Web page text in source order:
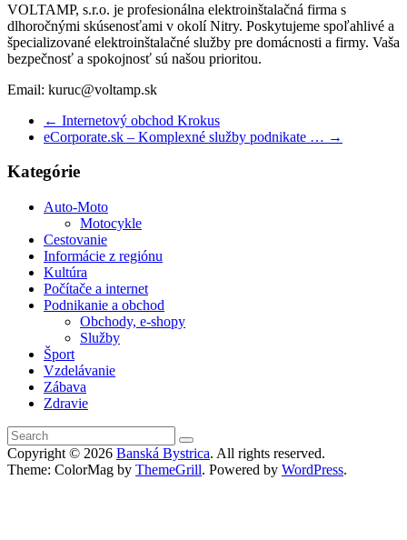
VOLTAMP, s.r.o. je profesionálna elektroinštalačná firma s
dlhoročnými skúsenosťami v okolí Nitry. Poskytujeme spoľahlivé a
špecializované elektroinštalačné služby pre domácnosti a firmy. Vaša
bezpečnosť a spokojnosť sú našou prioritou.
Email: kuruc@voltamp.sk
← Internetový obchod Krokus
eCorporate.sk – Komplexné služby podnikate … →
Kategórie
Auto-Moto
Motocykle
Cestovanie
Informácie z regiónu
Kultúra
Počítače a internet
Podnikanie a obchod
Obchody, e-shopy
Služby
Šport
Vzdelávanie
Zábava
Zdravie
Copyright © 2026 Banská Bystrica. All rights reserved.
Theme: ColorMag by ThemeGrill. Powered by WordPress.